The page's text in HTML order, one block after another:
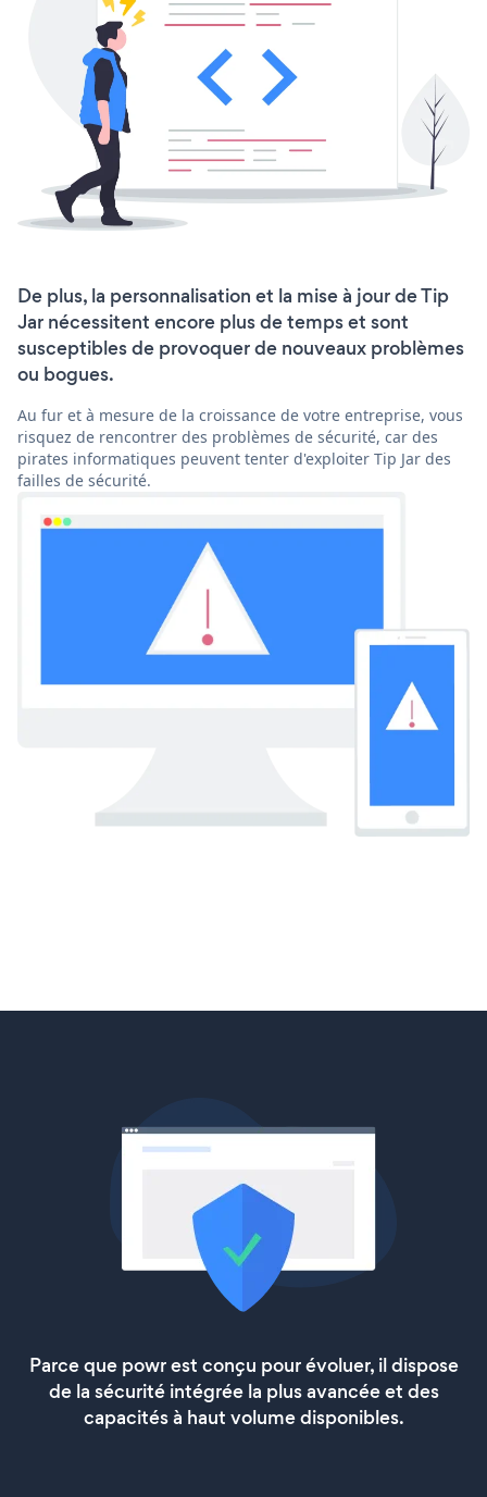
De plus, la personnalisation et la mise à jour de Tip
Jar nécessitent encore plus de temps et sont
susceptibles de provoquer de nouveaux problèmes
ou bogues.
Au fur et à mesure de la croissance de votre entreprise, vous
risquez de rencontrer des problèmes de sécurité, car des
pirates informatiques peuvent tenter d'exploiter Tip Jar des
failles de sécurité.
Parce que powr est conçu pour évoluer, il dispose
de la sécurité intégrée la plus avancée et des
capacités à haut volume disponibles.